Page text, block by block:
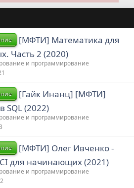
[МФТИ] Математика для
Часть 2 (2020)
и программирование
[Гайк Инанц] [МФТИ]
SQL (2022)
и программирование
[МФТИ] Олег Ивченко -
для начинающих (2021)
и программирование